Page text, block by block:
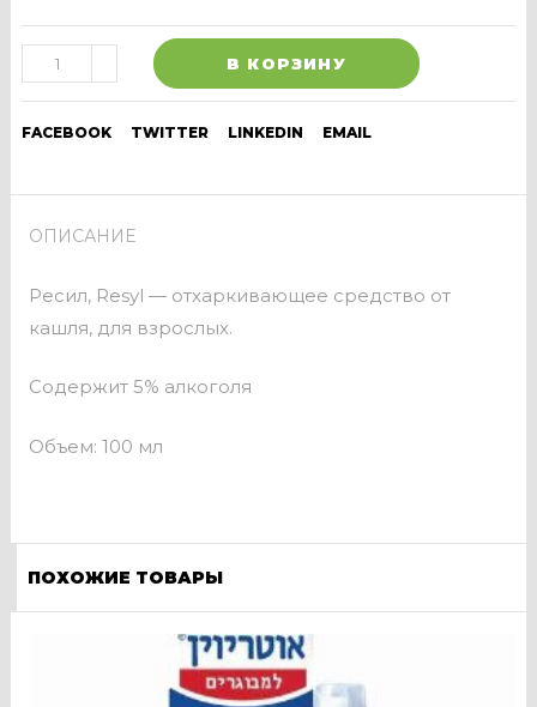
В КОРЗИНУ
FACEBOOK TWITTER LINKEDIN EMAIL
ОПИСАНИЕ
Ресил, Resyl — отхаркивающее средство от
кашля, для взрослых.
Содержит 5% алкоголя
Объем: 100 мл
ПОХОЖИЕ ТОВАРЫ